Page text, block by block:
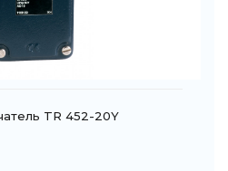
TR 452-20Y